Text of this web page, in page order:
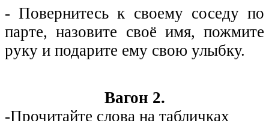
- Повернитесь к своему соседу по
парте, назовите своё имя, пожмите
руку и подарите ему свою улыбку.
Вагон 2.
-Прочитайте слова на табличках